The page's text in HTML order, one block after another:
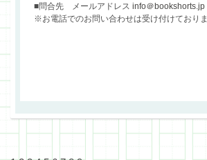
■問合先 メールアドレス info＠bookshorts.jp
※お電話でのお問い合わせは受け付けておりま